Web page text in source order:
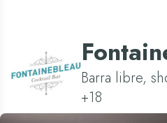
Barra libre,
+18